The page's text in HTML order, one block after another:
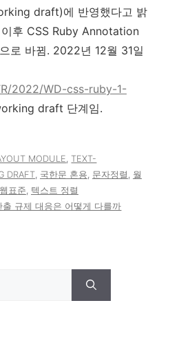
draft)에 반영했다고 밝
후 CSS Ruby Annotation
로 바뀜. 2022년 12월 31일
2022/WD-css-ruby-1-
draft 단계임.
MODULE, TEXT-
DRAFT, 국한문 혼용, 문자정렬 , 월
웹표준, 텍스트 정렬
규제 대응은 어떻게 다를까